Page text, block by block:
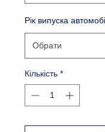
Рік випуска
Обрати
Кількість *